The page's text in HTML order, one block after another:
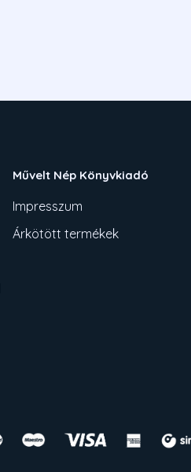
Művelt Nép Könyvkiadó
Impresszum
Árkötött termékek